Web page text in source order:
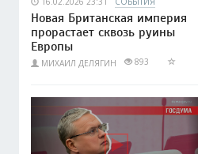
Новая Британская империя
прорастает сквозь руины
Европы
МИХАИЛ ДЕЛЯГИН 893